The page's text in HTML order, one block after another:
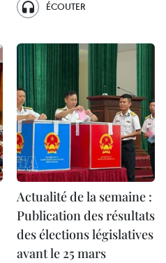
ÉCOUTER
Actualité de la semaine :
Publication des résultats
des élections législatives
avant le 25 mars